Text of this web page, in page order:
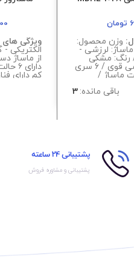
تومان
وزن محصول:
ماساژ: لرزشی -
رنگ: مشکی
دارای باتری لیتیومی قوی / 6 سری
30سرعت ماساژ /
باقی مانده: 3
ویژگی
الکتریکی -
از ماساژ
کم دارای
پشتیبانی 24 ساعته
پشتیبانی و مشاوره فروش